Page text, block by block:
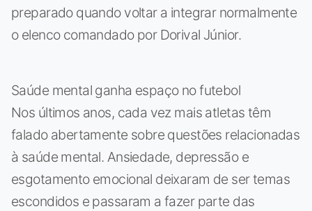
preparado quando voltar a integrar normalmente
o elenco comandado por Dorival Júnior.
Saúde mental ganha espaço no futebol
Nos últimos anos, cada vez mais atletas têm
falado abertamente sobre questões relacionadas
à saúde mental. Ansiedade, depressão e
esgotamento emocional deixaram de ser temas
escondidos e passaram a fazer parte das